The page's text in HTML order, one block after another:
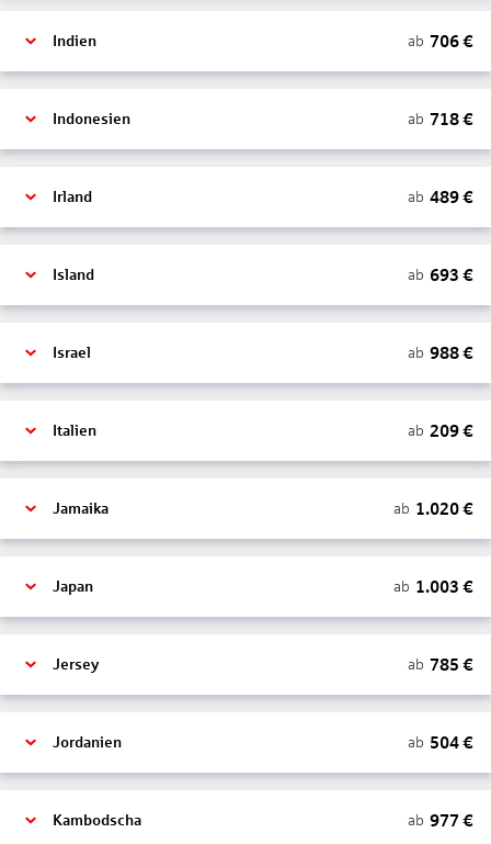
Indien ab 706€
Indonesien ab 718€
Irland ab 489€
Island ab 693 €
Israel ab 988€
Italien ab 209€
Jamaika ab 1.020€
Japan ab 1.003 €
Jersey ab 785 €
Jordanien ab 504€
Kambodscha ab 977 €